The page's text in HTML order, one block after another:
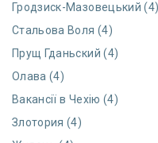
Гродзиск-Мазовецький (4)
Стальова Воля (4)
Прущ Гданьский (4)
Олава (4)
Вакансії в Чехію (4)
Злотория (4)